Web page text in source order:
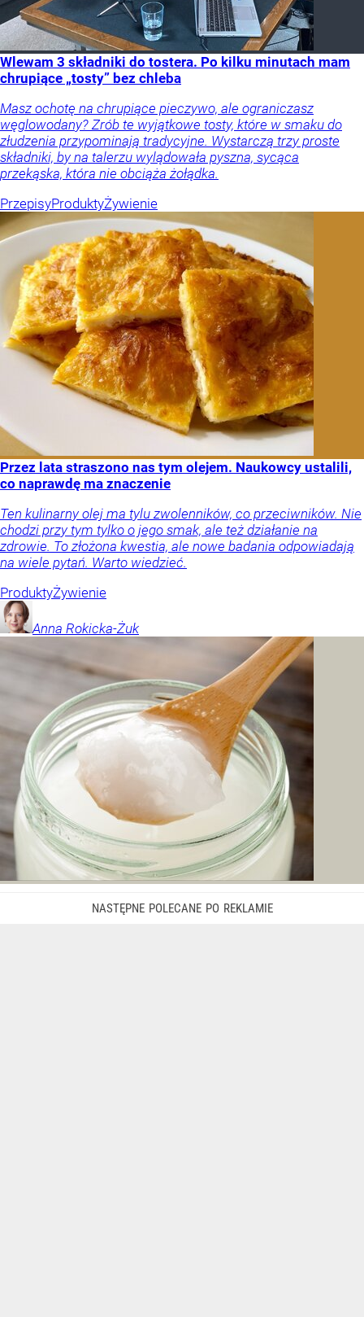
Wlewam 3 składniki do tostera. Po kilku minutach mam
chrupiące „tosty” bez chleba
Masz ochotę na chrupiące pieczywo, ale ograniczasz
węglowodany? Zrób te wyjątkowe tosty, które w smaku do
złudzenia przypominają tradycyjne. Wystarczą trzy proste
składniki, by na talerzu wylądowała pyszna, sycąca
przekąska, która nie obciąża żołądka.
PrzepisyProduktyŻywienie
Przez lata straszono nas tym olejem. Naukowcy ustalili,
co naprawdę ma znaczenie
Ten kulinarny olej ma tylu zwolenników, co przeciwników. Nie
chodzi przy tym tylko o jego smak, ale też działanie na
zdrowie. To złożona kwestia, ale nowe badania odpowiadają
na wiele pytań. Warto wiedzieć.
ProduktyŻywienie
Anna Rokicka-Żuk